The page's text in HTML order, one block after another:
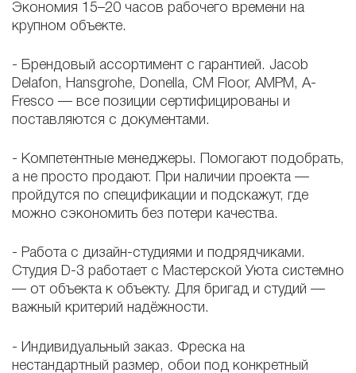
Экономия 15–20 часов рабочего времени на
крупном объекте.
- Брендовый ассортимент с гарантией. Jacob
Delafon, Hansgrohe, Donella, CM Floor, AMPM, A-
Fresco — все позиции сертифицированы и
поставляются с документами.
- Компетентные менеджеры. Помогают подобрать,
а не просто продают. При наличии проекта —
пройдутся по спецификации и подскажут, где
можно сэкономить без потери качества.
- Работа с дизайн-студиями и подрядчиками.
Студия D-3 работает с Мастерской Уюта системно
— от объекта к объекту. Для бригад и студий —
важный критерий надёжности.
- Индивидуальный заказ. Фреска на
нестандартный размер, обои под конкретный